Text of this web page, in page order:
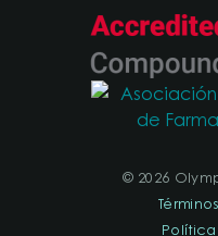
© 2026